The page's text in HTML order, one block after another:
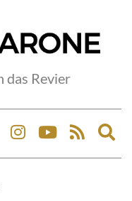
das Revier